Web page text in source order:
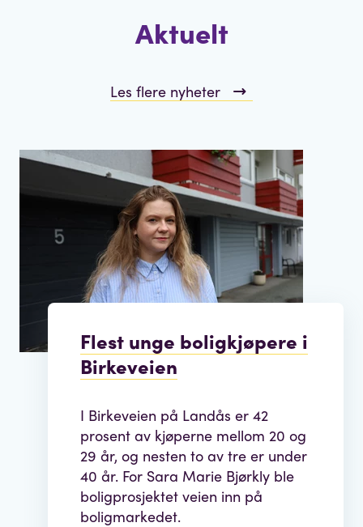
Aktuelt
Les flere nyheter
Flest unge boligkjøpere i
Birkeveien
I Birkeveien på Landås er 42
prosent av kjøperne mellom 20 og
29 år, og nesten to av tre er under
40 år. For Sara Marie Bjørkly ble
boligprosjektet veien inn på
boligmarkedet.